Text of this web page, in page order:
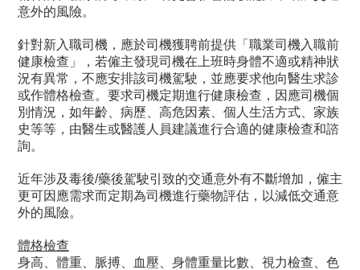
意外的風險。
針對新入職司機，應於司機獲聘前提供「職業司機入職前
健康檢查」，若僱主發現司機在上班時身體不適或精神狀
況有異常，不應安排該司機駕駛，並應要求他向醫生求診
或作體格檢查。要求司機定期進行健康檢查，因應司機個
別情況，如年齡、病歷、高危因素、個人生活方式、家族
史等等，由醫生或醫護人員建議進行合適的健康檢查和諮
詢。
近年涉及毒後/藥後駕駛引致的交通意外有不斷增加，僱主
更可因應需求而定期為司機進行藥物評估，以減低交通意
外的風險。
體格檢查
身高、體重、脈搏、血壓、身體重量比數、視力檢查、色